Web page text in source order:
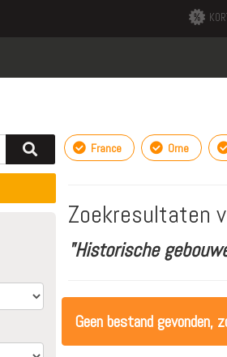
France Orne
Zoekresultaten
"Historische
Geen bestand gevonden,